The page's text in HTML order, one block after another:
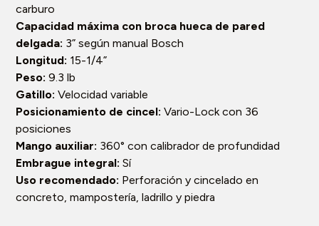
carburo
Capacidad máxima con broca hueca de pared
delgada: 3” según manual Bosch
Longitud: 15-1/4”
Peso: 9.3 lb
Gatillo: Velocidad variable
Posicionamiento de cincel: Vario-Lock con 36
posiciones
Mango auxiliar: 360° con calibrador de profundidad
Embrague integral: Sí
Uso recomendado: Perforación y cincelado en
concreto, mampostería, ladrillo y piedra